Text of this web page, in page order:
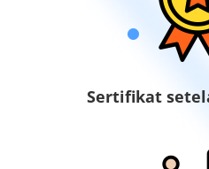
Sertifikat